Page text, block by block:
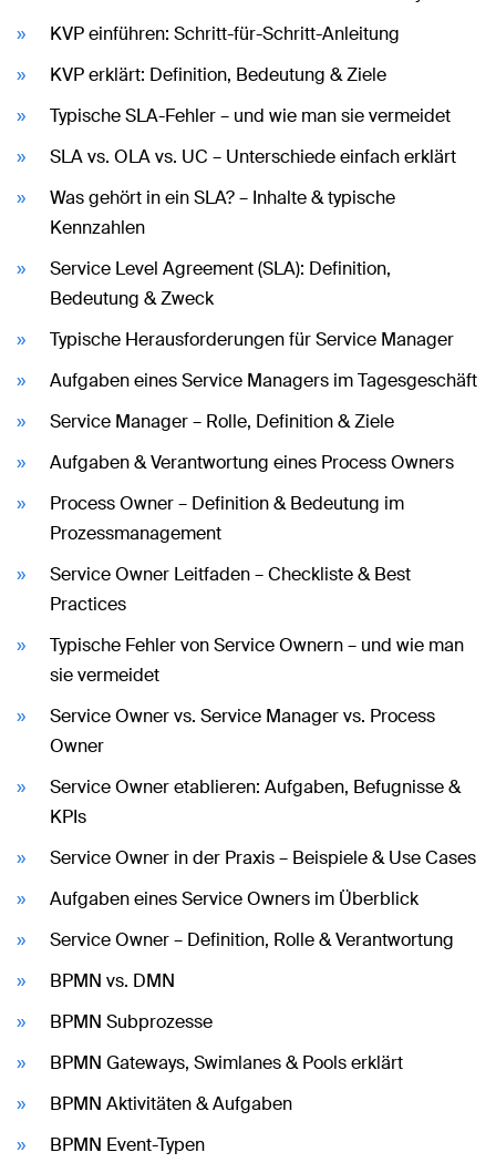
KVP einführen: Schritt-für-Schritt-Anleitung
KVP erklärt: Definition, Bedeutung & Ziele
Typische SLA-Fehler – und wie man sie vermeidet
SLA vs. OLA vs. UC – Unterschiede einfach erklärt
Was gehört in ein SLA? – Inhalte & typische
Kennzahlen
Service Level Agreement (SLA): Definition,
Bedeutung & Zweck
Typische Herausforderungen für Service Manager
Aufgaben eines Service Managers im Tagesgeschäft
Service Manager – Rolle, Definition & Ziele
Aufgaben & Verantwortung eines Process Owners
Process Owner – Definition & Bedeutung im
Prozessmanagement
Service Owner Leitfaden – Checkliste & Best
Practices
Typische Fehler von Service Ownern – und wie man
sie vermeidet
Service Owner vs. Service Manager vs. Process
Owner
Service Owner etablieren: Aufgaben, Befugnisse &
KPIs
Service Owner in der Praxis – Beispiele & Use Cases
Aufgaben eines Service Owners im Überblick
Service Owner – Definition, Rolle & Verantwortung
BPMN vs. DMN
BPMN Subprozesse
BPMN Gateways, Swimlanes & Pools erklärt
BPMN Aktivitäten & Aufgaben
BPMN Event-Typen